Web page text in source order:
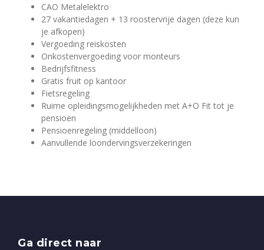
CAO Metalelektro
27 vakantiedagen + 13 roostervrije dagen (deze kun
je afkopen)
Vergoeding reiskosten
Onkostenvergoeding voor monteurs
Bedrijfsfitness
Gratis fruit op kantoor
Fietsregeling
Ruime opleidingsmogelijkheden met A+O Fit tot je
pensioen
Pensioenregeling (middelloon)
Aanvullende loondervingsverzekeringen
Ga direct naar